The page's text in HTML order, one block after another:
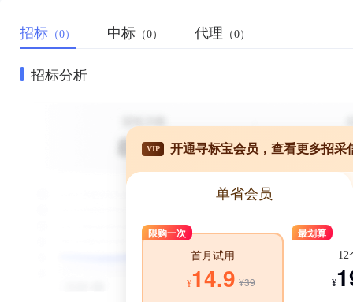
招标 （0） 中标 （0） 代理 （0）
招标分析
VIP 开通寻标宝会员，查看更多招采
单省会员
限购一次
首月试用
¥14.9 ¥39
最划算
12
¥